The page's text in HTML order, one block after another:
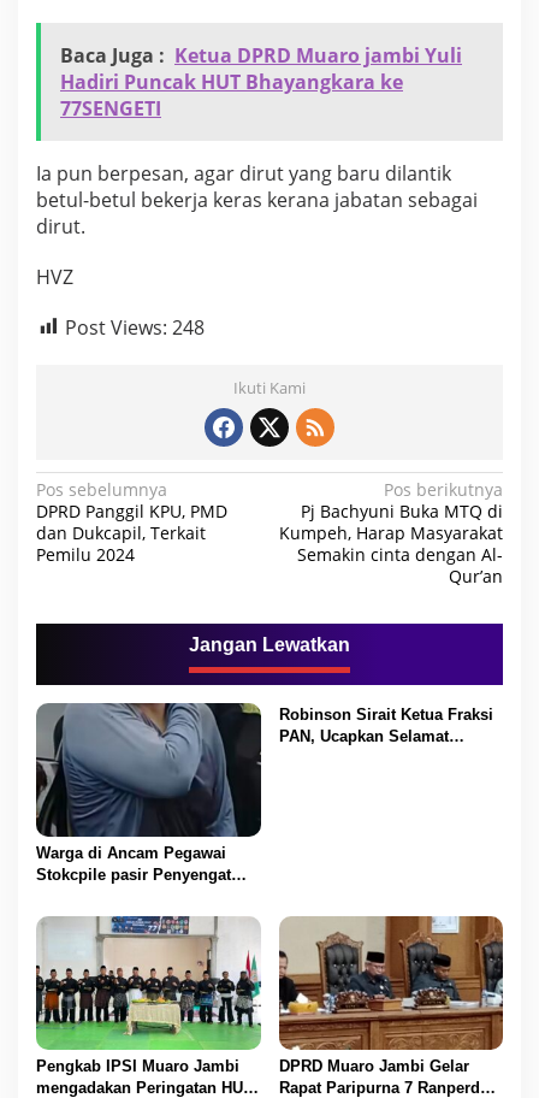
Baca Juga : Ketua DPRD Muaro jambi Yuli
Hadiri Puncak HUT Bhayangkara ke
77SENGETI
Ia pun berpesan, agar dirut yang baru dilantik
betul-betul bekerja keras kerana jabatan sebagai
dirut.
HVZ
Post Views: 248
Ikuti Kami
N
a
v
g
s
p
o
s
Pos sebelumnya
DPRD Panggil KPU, PMD
dan Dukcapil, Terkait
Pemilu 2024
Pos berikutnya
Pj Bachyuni Buka MTQ di
Kumpeh, Harap Masyarakat
Semakin cinta dengan Al-
Qur’an
Jangan Lewatkan
Warga di Ancam Pegawai
Stokcpile pasir Penyengat
Robinson Sirait Ketua Fraksi
PAN, Ucapkan Selamat
Pengkab IPSI Muaro Jambi
mengadakan Peringatan HUT
DPRD Muaro Jambi Gelar
Rapat Paripurna 7 Ranperda